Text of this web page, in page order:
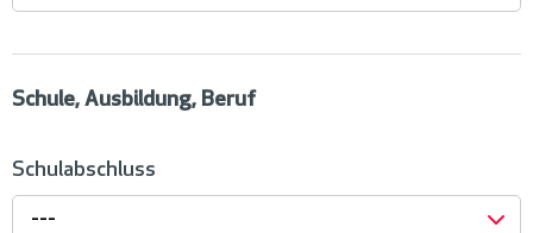
Schule, Ausbildung, Beruf
Schulabschluss
---